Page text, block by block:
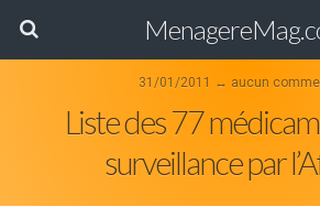
31/01/2011 ↔ aucun
Liste des 77
surveillance par